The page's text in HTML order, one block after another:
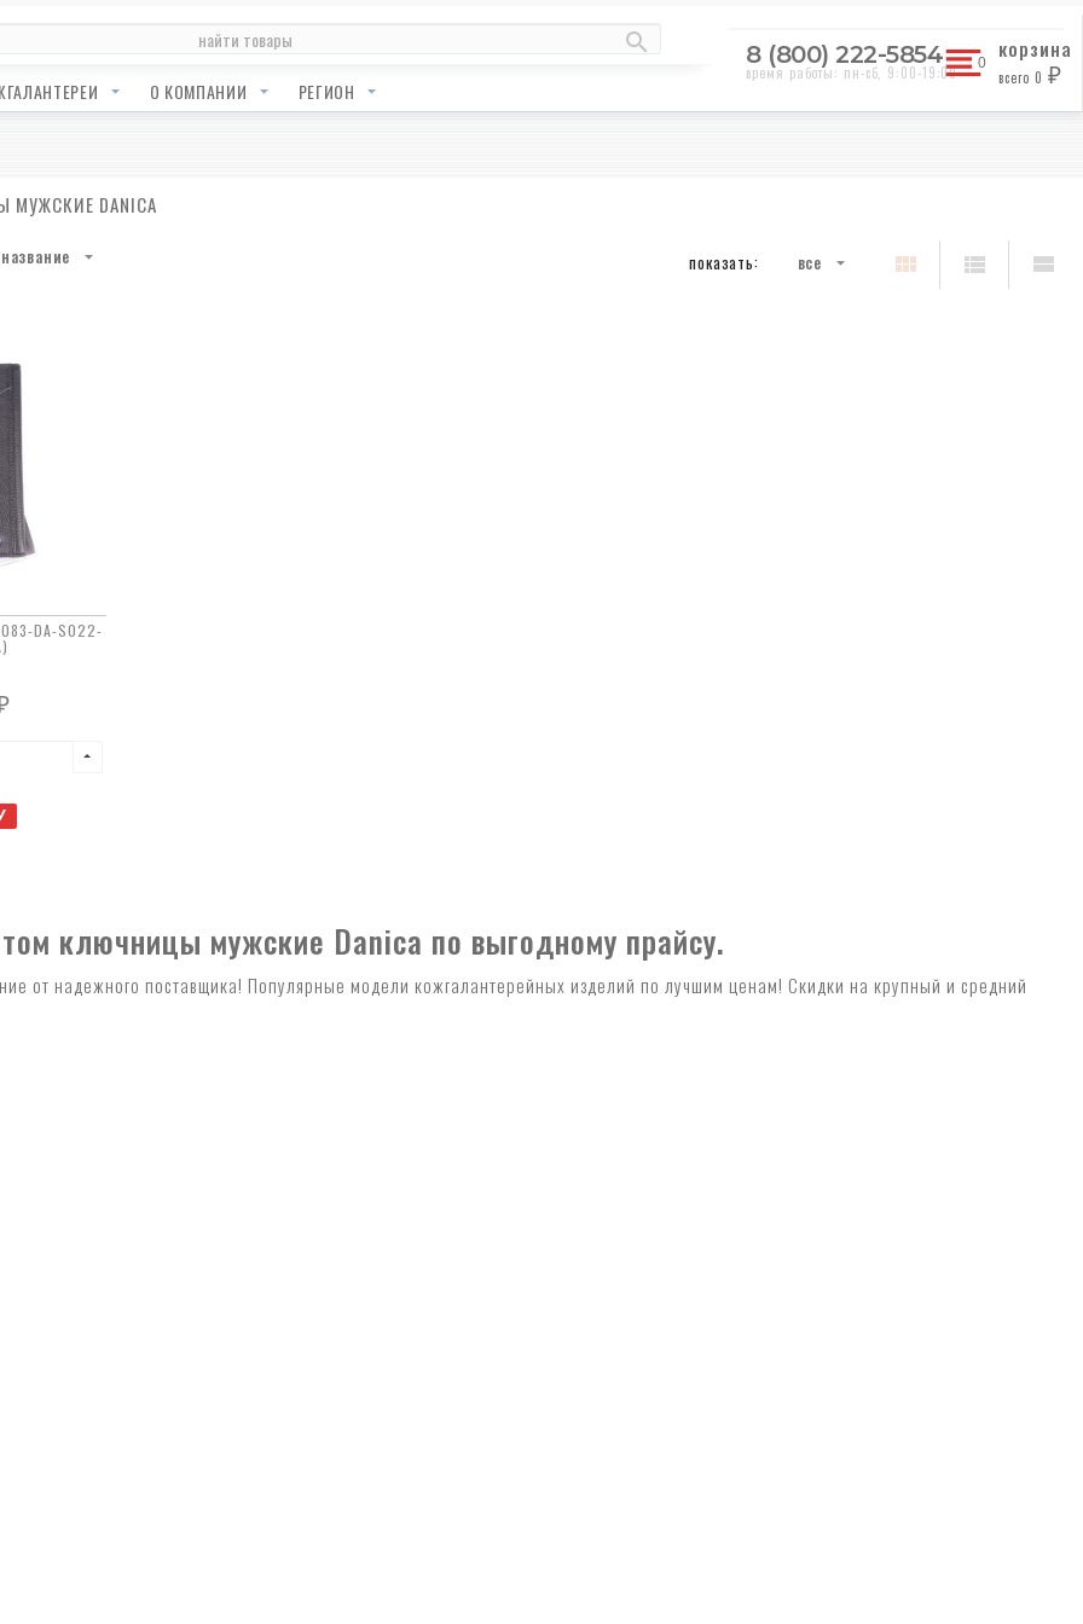
О КОМПАНИИ РЕГИОН
8 (800) 222-5854
время работы: пн-сб, 9:00-19:00
корзина
всего 0 ₽
DANICA
название показать: все
DA-S022-
ключницы мужские Danica по выгодному прайсу.
от надежного поставщика! Популярные модели кожгалантерейных изделий по лучшим ценам! Скидки на крупный и средний